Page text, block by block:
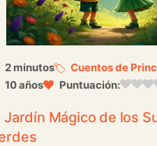
2 minutos Cuentos de
10 años
Puntuación:
Jardín Mágico de los